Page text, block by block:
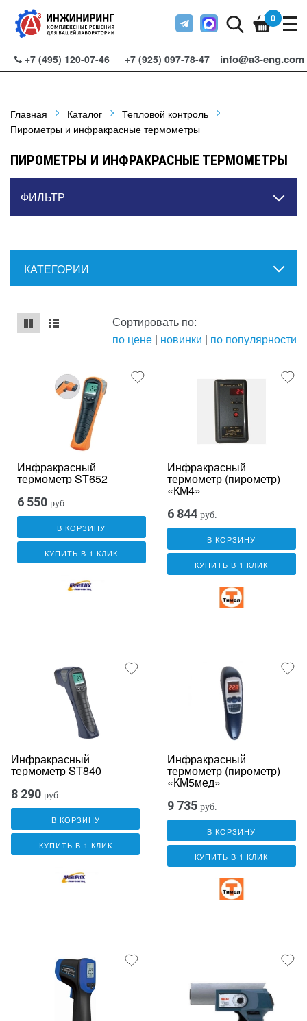
+7 (495) 120-07-46 +7 (925) 097-78-47 info@a3-eng.com
0
Главная Каталог
Тепловой контроль
Пирометры и инфракрасные термометры
ПИРОМЕТРЫ И ИНФРАКРАСНЫЕ ТЕРМОМЕТРЫ
ФИЛЬТР
КАТЕГОРИИ
mse2_chunk_default
mse2_chunk_alternate
Сортировать по:
по цене | новинки | по популярности
Инфракрасный
термометр ST652
6 550 руб.
В КОРЗИНУ
КУПИТЬ В 1 КЛИК
Инфракрасный
термометр (пирометр)
«КМ4»
6 844 руб.
В КОРЗИНУ
КУПИТЬ В 1 КЛИК
Инфракрасный
термометр ST840
8 290 руб.
В КОРЗИНУ
КУПИТЬ В 1 КЛИК
Инфракрасный
термометр (пирометр)
«КМ5мед»
9 735 руб.
В КОРЗИНУ
КУПИТЬ В 1 КЛИК